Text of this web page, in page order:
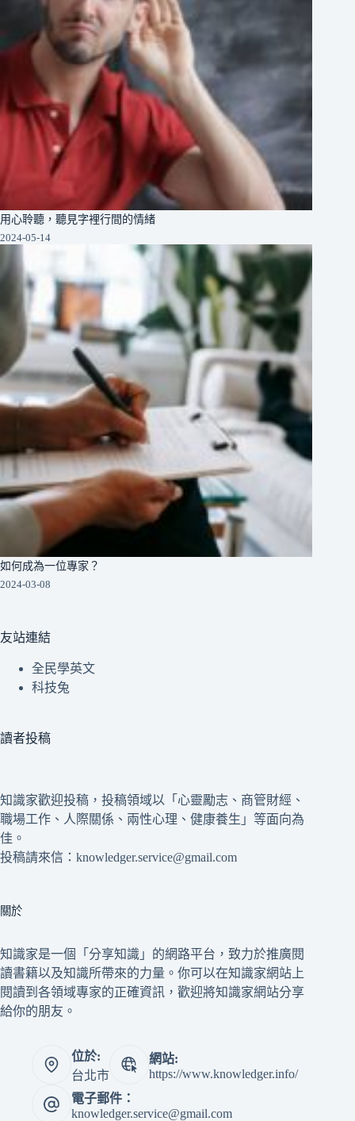
用心聆聽，聽見字裡行間的情緒
2024-05-14
如何成為一位專家？
2024-03-08
友站連結
全民學英文
科技兔
讀者投稿
知識家歡迎投稿，投稿領域以「心靈勵志、商管財經、
職場工作、人際關係、兩性心理、健康養生」等面向為
佳。
投稿請來信：knowledger.service@gmail.com
關於
知識家是一個「分享知識」的網路平台，致力於推廣閱
讀書籍以及知識所帶來的力量。你可以在知識家網站上
閱讀到各領域專家的正確資訊，歡迎將知識家網站分享
給你的朋友。
位於:
台北市
網站:
https://www.knowledger.info/
電子郵件：
knowledger.service@gmail.com